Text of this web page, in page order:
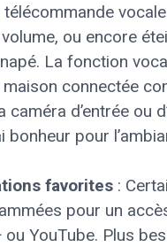
télécommande
ou encore
La fonction
connectée
d’entrée ou
bonheur pour
favorites :
pour un
YouTube. Plus